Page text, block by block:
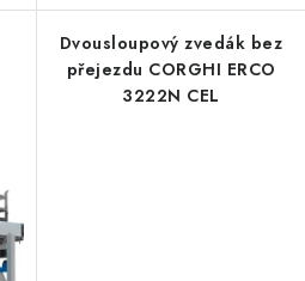
Dvousloupový zvedák bez
přejezdu CORGHI ERCO
3222N CEL